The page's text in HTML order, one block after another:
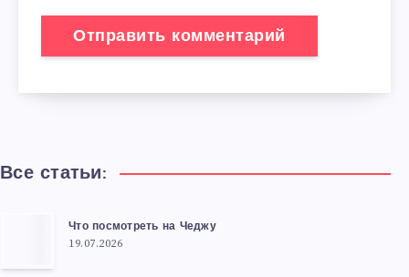
Все статьи:
Что посмотреть на Чеджу
19.07.2026